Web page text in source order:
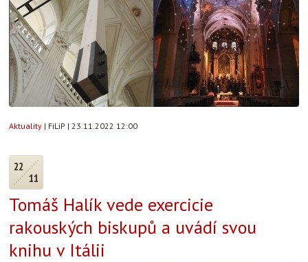
Aktuality | FiLiP | 23.11.2022 12:00
22
11
Tomáš Halík vede exercicie
rakouských biskupů a uvádí svou
knihu v Itálii